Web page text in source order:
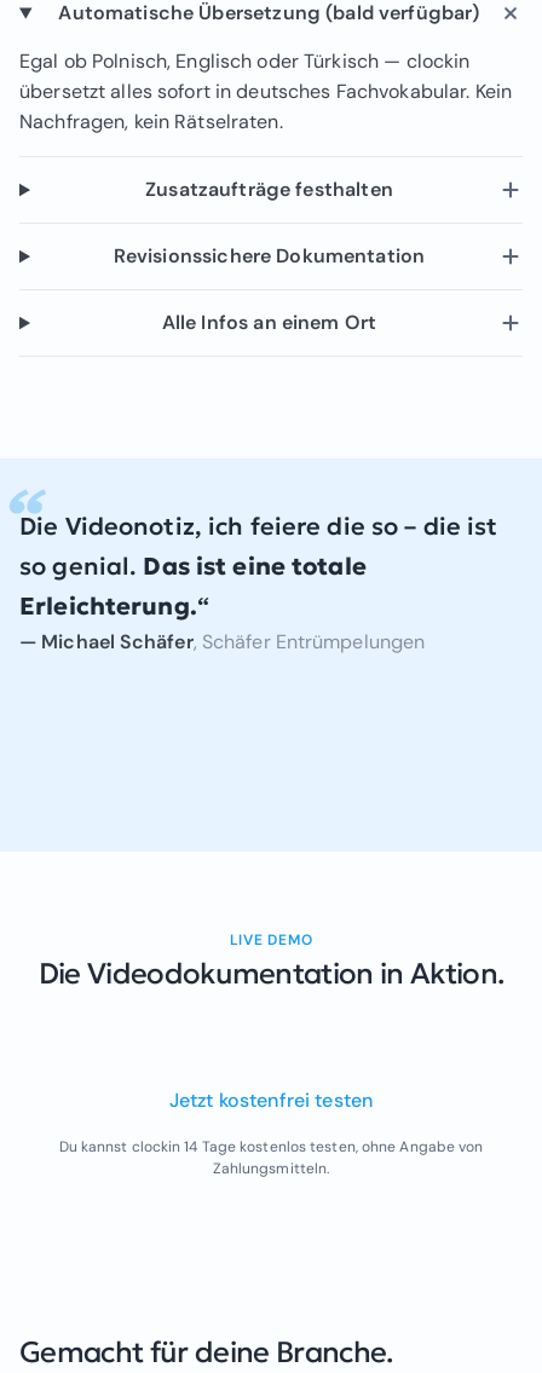
Automatische Übersetzung (bald verfügbar)
Egal ob Polnisch, Englisch oder Türkisch — clockin
übersetzt alles sofort in deutsches Fachvokabular. Kein
Nachfragen, kein Rätselraten.
Zusatzaufträge festhalten
Revisionssichere Dokumentation
Alle Infos an einem Ort
Die Videonotiz, ich feiere die so – die ist
so genial. Das ist eine totale
Erleichterung.
— Michael Schäfer, Schäfer Entrümpelungen
LIVE DEMO
Die Videodokumentation in Aktion.
Jetzt kostenfrei testen
Du kannst clockin 14 Tage kostenlos testen, ohne Angabe von
Zahlungsmitteln.
Gemacht für deine Branche.